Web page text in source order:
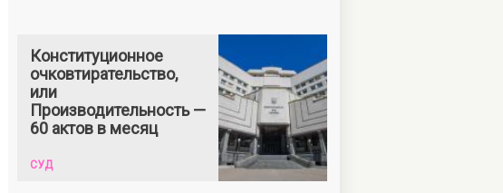
Конституционное
очковтирательство,
или
Производительность —
60 актов в месяц
СУД